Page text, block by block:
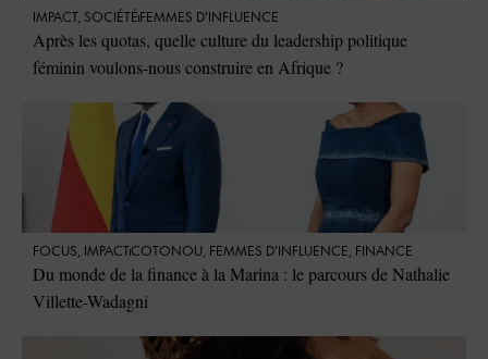
IMPACT , SOCIÉTÉ FEMMES D'INFLUENCE
Après les quotas, quelle culture du leadership politique
féminin voulons-nous construire en Afrique ?
FOCUS, IMPACT COTONOU, FEMMES D'INFLUENCE, FINANCE
Du monde de la finance à la Marina : le parcours de Nathalie
Villette-Wadagni